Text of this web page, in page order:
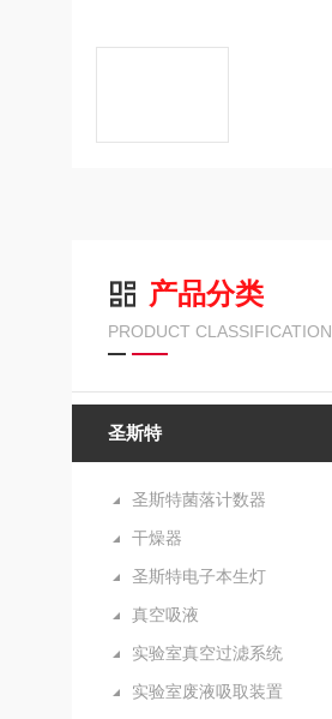
产品分类
PRODUCT CLASSIFICATION
圣斯特
圣斯特菌落计数器
干燥器
圣斯特电子本生灯
真空吸液
实验室真空过滤系统
实验室废液吸取装置